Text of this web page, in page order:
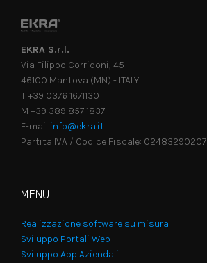
EKRA S.r.l.
Via Filippo Corridoni, 45
46100 Mantova (MN) - ITALY
T +39 0376 1671130
M +39 389 857 1837
E-mail info@ekra.it
Partita IVA / Codice Fiscale: 02483290207
MENU
Realizzazione software su misura
Sviluppo Portali Web
Sviluppo App Aziendali